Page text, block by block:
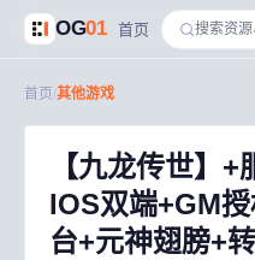
OG01 首页
首页 其他游戏
【九龙传世】
IOS双端+GM
台+元神翅膀+